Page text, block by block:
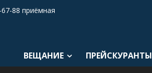
88 приёмная
ВЕЩАНИЕ ПРЕЙСКУРАНТЫ